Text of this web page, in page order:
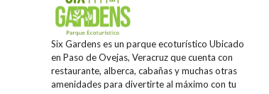
Six Gardens es un parque ecoturístico Ubicado
en Paso de Ovejas, Veracruz que cuenta con
restaurante, alberca, cabañas y muchas otras
amenidades para divertirte al máximo con tu